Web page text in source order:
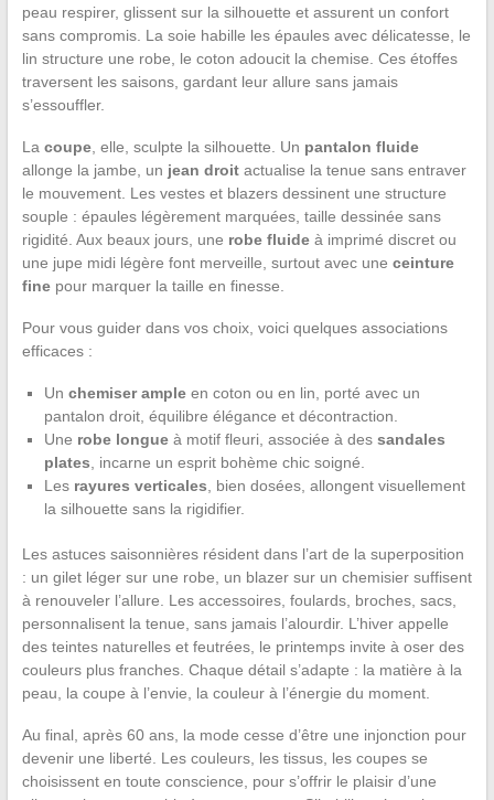
peau respirer, glissent sur la silhouette et assurent un confort
sans compromis. La soie habille les épaules avec délicatesse, le
lin structure une robe, le coton adoucit la chemise. Ces étoffes
traversent les saisons, gardant leur allure sans jamais
s’essouffler.
La coupe, elle, sculpte la silhouette. Un pantalon fluide
allonge la jambe, un jean droitactualise la tenue sans entraver
le mouvement. Les vestes et blazers dessinent une structure
souple : épaules légèrement marquées, taille dessinée sans
rigidité. Aux beaux jours, une robe fluideà imprimé discret ou
une jupe midi légère font merveille, surtout avec une ceinture
finepour marquer la taille en finesse.
Pour vous guider dans vos choix, voici quelques associations
efficaces :
Un chemiser ampleen coton ou en lin, porté avec un
pantalon droit, équilibre élégance et décontraction.
Une robe longueà motif fleuri, associée à des sandales
plates , incarne un esprit bohème chic soigné.
Les rayures verticales , bien dosées, allongent visuellement
la silhouette sans la rigidifier.
Les astuces saisonnières résident dans l’art de la superposition
: un gilet léger sur une robe, un blazer sur un chemisier suffisent
à renouveler l’allure. Les accessoires, foulards, broches, sacs,
personnalisent la tenue, sans jamais l’alourdir. L’hiver appelle
des teintes naturelles et feutrées, le printemps invite à oser des
couleurs plus franches. Chaque détail s’adapte : la matière à la
peau, la coupe à l’envie, la couleur à l’énergie du moment.
Au final, après 60 ans, la mode cesse d’être une injonction pour
devenir une liberté. Les couleurs, les tissus, les coupes se
choisissent en toute conscience, pour s’offrir le plaisir d’une